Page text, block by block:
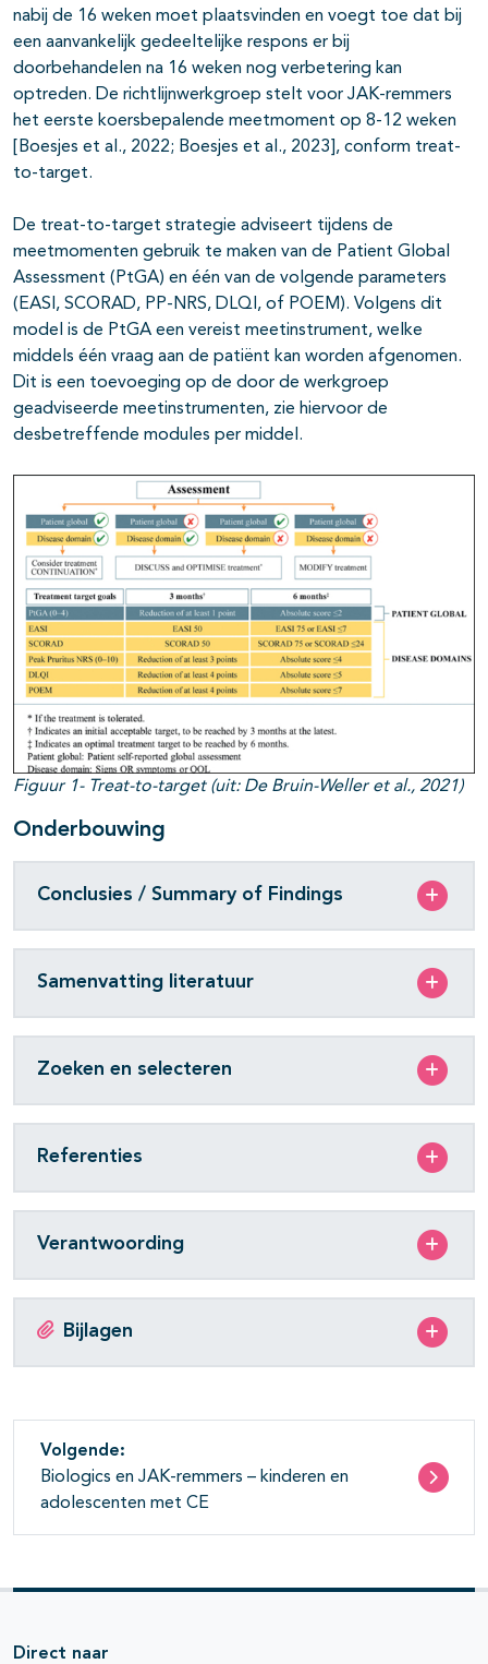
nabij de 16 weken moet plaatsvinden en voegt toe dat bij
een aanvankelijk gedeeltelijke respons er bij
doorbehandelen na 16 weken nog verbetering kan
optreden. De richtlijnwerkgroep stelt voor JAK-remmers
het eerste koersbepalende meetmoment op 8-12 weken
[Boesjes et al., 2022; Boesjes et al., 2023], conform treat-
to-target.
De treat-to-target strategie adviseert tijdens de
meetmomenten gebruik te maken van de Patient Global
Assessment (PtGA) en één van de volgende parameters
(EASI, SCORAD, PP-NRS, DLQI, of POEM). Volgens dit
model is de PtGA een vereist meetinstrument, welke
middels één vraag aan de patiënt kan worden afgenomen.
Dit is een toevoeging op de door de werkgroep
geadviseerde meetinstrumenten, zie hiervoor de
desbetreffende modules per middel.
Figuur 1- Treat-to-target (uit: De Bruin-Weller et al., 2021)
Onderbouwing
Conclusies / Summary of Findings
Samenvatting literatuur
Zoeken en selecteren
Referenties
Verantwoording
Bijlagen
Volgende:
Biologics en JAK-remmers – kinderen en
adolescenten met CE
Direct naar